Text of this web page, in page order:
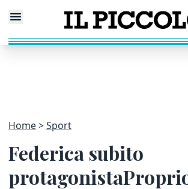
Home Sport
Federica subito